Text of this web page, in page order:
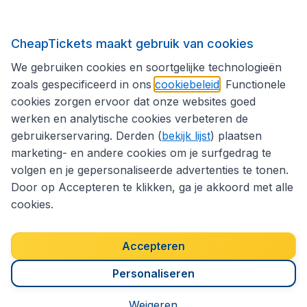
Volg CheapTickets.nl
Privacybeleid
Copyright © 2026
CheapTickets maakt gebruik van cookies
We gebruiken cookies en soortgelijke technologieën
zoals gespecificeerd in ons cookiebeleid . Functionele
cookies zorgen ervoor dat onze websites goed
werken en analytische cookies verbeteren de
gebruikerservaring. Derden (bekijk lijst) plaatsen
marketing- en andere cookies om je surfgedrag te
volgen en je gepersonaliseerde advertenties te tonen.
Door op Accepteren te klikken, ga je akkoord met alle
cookies.
Accepteren
Personaliseren